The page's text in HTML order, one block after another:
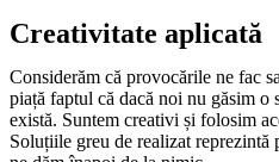
Creativitate aplicată
Considerăm că provocările ne fac
piață faptul că dacă noi nu găsim o
există. Suntem creativi și folosim
Soluțiile greu de realizat